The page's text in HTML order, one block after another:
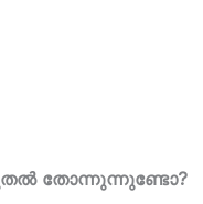
തോന്നുന്നുണ്ടോ?